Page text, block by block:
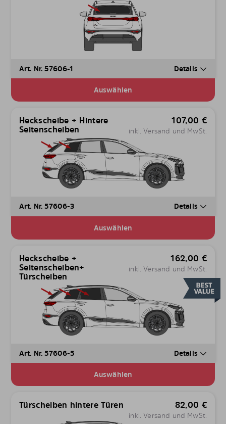
Art. Nr. 57606-1 Details
Auswählen
Heckscheibe + Hintere
Seitenscheiben
107,00 €
inkl. Versand und MwSt.
Art. Nr. 57606-3 Details
Auswählen
Heckscheibe +
Seitenscheiben+
Türscheiben
162,00 €
inkl. Versand und MwSt.
Art. Nr. 57606-5 Details
Auswählen
Türscheiben hintere Türen 82,00 €
inkl. Versand und MwSt.